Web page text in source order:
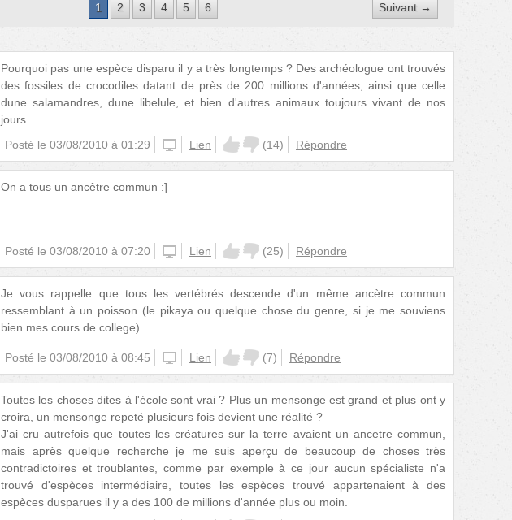
1 2 3 4 5 6 Suivant →
Pourquoi pas une espèce disparu il y a très longtemps ? Des archéologue ont trouvés
des fossiles de crocodiles datant de près de 200 millions d'années, ainsi que celle
dune salamandres, dune libelule, et bien d'autres animaux toujours vivant de nos
jours.
Posté le 03/08/2010 à 01:29 unknown
Lien (14) Répondre
On a tous un ancêtre commun :]
Posté le 03/08/2010 à 07:20 unknown
Lien (25) Répondre
Je vous rappelle que tous les vertébrés descende d'un même ancètre commun
ressemblant à un poisson (le pikaya ou quelque chose du genre, si je me souviens
bien mes cours de college)
Posté le 03/08/2010 à 08:45 unknown
Lien (7) Répondre
Toutes les choses dites à l'école sont vrai ? Plus un mensonge est grand et plus ont y
croira, un mensonge repeté plusieurs fois devient une réalité ?
J'ai cru autrefois que toutes les créatures sur la terre avaient un ancetre commun,
mais après quelque recherche je me suis aperçu de beaucoup de choses très
contradictoires et troublantes, comme par exemple à ce jour aucun spécialiste n'a
trouvé d'espèces intermédiaire, toutes les espèces trouvé appartenaient à des
espèces dusparues il y a des 100 de millions d'année plus ou moin.